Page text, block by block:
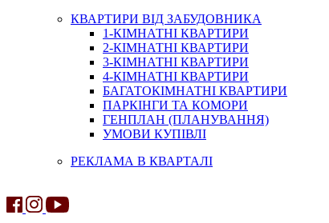
КВАРТИРИ ВІД ЗАБУДОВНИКА
1-КІМНАТНІ КВАРТИРИ
2-КІМНАТНІ КВАРТИРИ
3-КІМНАТНІ КВАРТИРИ
4-КІМНАТНІ КВАРТИРИ
БАГАТОКІМНАТНІ КВАРТИРИ
ПАРКІНГИ ТА КОМОРИ
ГЕНПЛАН (ПЛАНУВАННЯ)
УМОВИ КУПІВЛІ
РЕКЛАМА В КВАРТАЛІ